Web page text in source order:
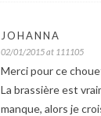
JOHANNA
02/01/2015 at 111105
Merci pour ce
La brassière est
manque, alors je